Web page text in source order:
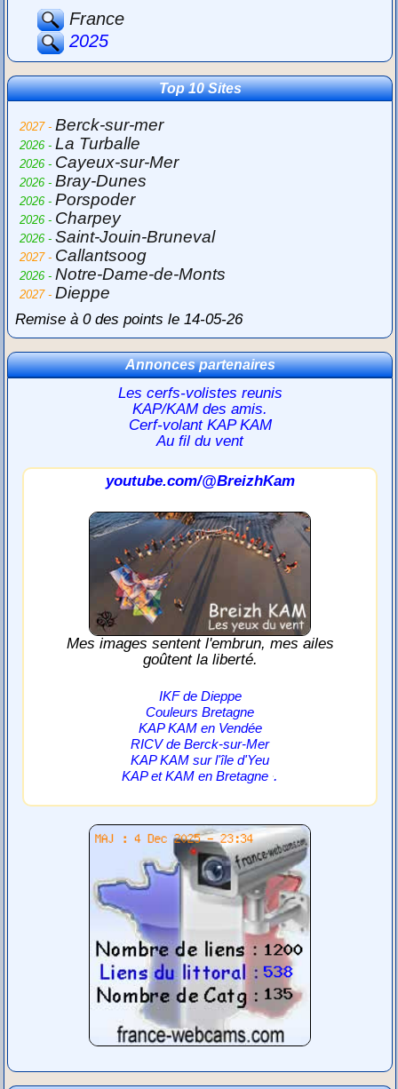
France
2025
Top 10 Sites
2027 -Berck-sur-mer
2026 -La Turballe
2026 - Cayeux-sur-Mer
2026 -Bray-Dunes
2026 -Porspoder
2026 - Charpey
2026 -Saint-Jouin-Bruneval
2027 - Callantsoog
2026 -Notre-Dame-de-Monts
2027 -Dieppe
Remise à 0 des points le 14-05-26
Annonces partenaires
Les cerfs-volistes reunis
KAP/KAM des amis.
Cerf-volant KAP KAM
Au fil du vent
youtube.com/@BreizhKam
Mes images sentent l'embrun, mes ailes
goûtent la liberté.
IKF de Dieppe
Couleurs Bretagne
KAP KAM en Vendée
RICV de Berck-sur-Mer
KAP KAM sur l'île d'Yeu
KAP et KAM en Bretagne .